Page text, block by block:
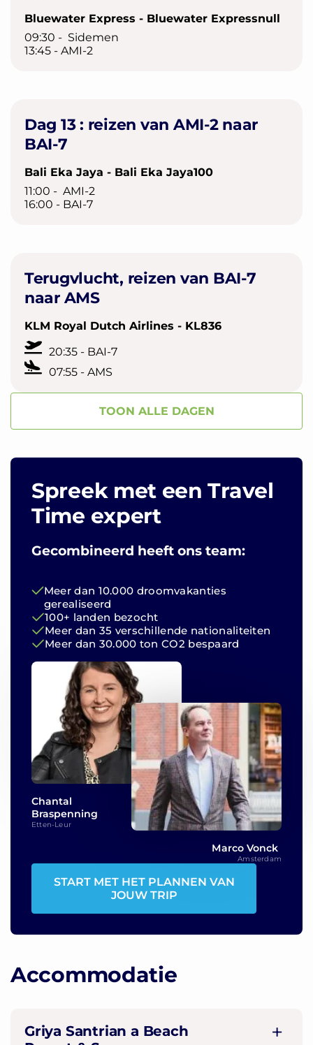
Bluewater Express - Bluewater Expressnull
09:30 - Sidemen
13:45 - AMI-2
Dag 13 : reizen van AMI-2 naar
BAI-7
Bali Eka Jaya - Bali Eka Jaya100
11:00 - AMI-2
16:00 - BAI-7
Terugvlucht, reizen van BAI-7
naar AMS
KLM Royal Dutch Airlines - KL836
20:35 - BAI-7
07:55 - AMS
TOON ALLE DAGEN
Spreek met een Travel
Time expert
Gecombineerd heeft ons team:
Meer dan 10.000 droomvakanties
gerealiseerd
100+ landen bezocht
Meer dan 35 verschillende nationaliteiten
Meer dan 30.000 ton CO2 bespaard
Chantal
Braspenning
Etten-Leur
Marco Vonck
Amsterdam
START MET HET PLANNEN VAN
JOUW TRIP
Accommodatie
Griya Santrian a Beach